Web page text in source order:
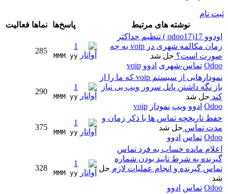
ثبت نام
نوشته های مرتبط
پاسخ‌ها نماها فعالیت
اودوو 17(odoo17 ) تنظیم حداکثر
زمان مکالمه شهری در voip به چه
صورت است؟ حل شد
Odoo تماس-شهری ادوو voip
1
MMM yy
285
نمودارهایی از سیستم voip که ما را از
باز نگه داشتن پانل سرور ویپ بی نیاز
کند حل شد
Odoo ادوو ویپ نمودار voip
1
MMM yy
290
حفظ تاریخچه تماس ها با ذکر زمان و
مدت تماس حل شد
Odoo تماس ادوو
1
MMM yy
375
اعلام مانده حساب به فرد تماس
گیرنده به شرط تایید بودن شماره
تماس گیرنده و انجام عملیات لازم حل
شد
Odoo تماس ادوو
1
MMM yy
328